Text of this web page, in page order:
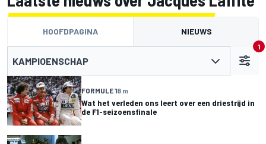
HOOFDPAGINA NIEUWS
KAMPIOENSCHAP
1
FORMULE 18 m
Wat het verleden ons leert over een driestrijd in
de F1-seizoensfinale